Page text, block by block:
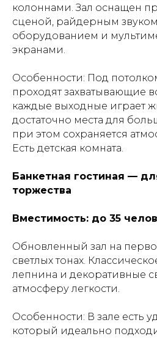
колоннами. Зал оснащен
сценой, райдерным
оборудованием и
экранами.
Особенности: Под
проходят захватывающие
каждые выходные играет
достаточно места для
при этом сохраняется
Есть детская комната.
Банкетная гостиная —
торжества
Вместимость: до 35
Обновленный зал на
светлых тонах.
лепнина и декоративные
атмосферу легкости.
Особенности: В зале есть
который идеально